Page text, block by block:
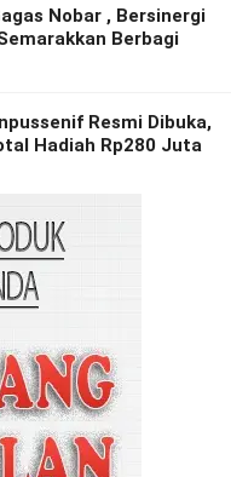
Nobar , Bersinergi
Berbagi
Resmi Dibuka,
Hadiah Rp280 Juta